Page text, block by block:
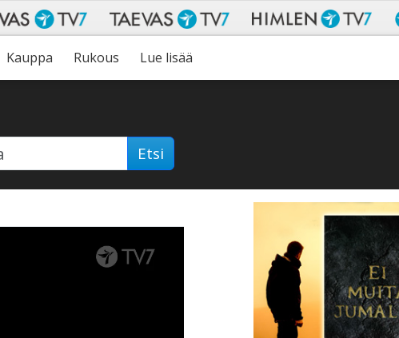
Kauppa Rukous Lue lisää
Etsi